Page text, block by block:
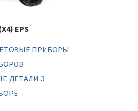
EPS
ПРИБОРЫ
ДЕТАЛИ 3